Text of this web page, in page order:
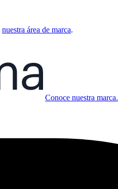
nuestra área de marca.
Conoce nuestra marca.